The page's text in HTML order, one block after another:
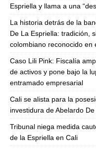
Espriella y llama a una
La historia detrás de la
De La Espriella: tradición,
colombiano reconocido en
Caso Lili Pink: Fiscalía
de activos y pone bajo la
entramado empresarial
Cali se alista para la
investidura de Abelardo
Tribunal niega medida
de la Espriella en Cali